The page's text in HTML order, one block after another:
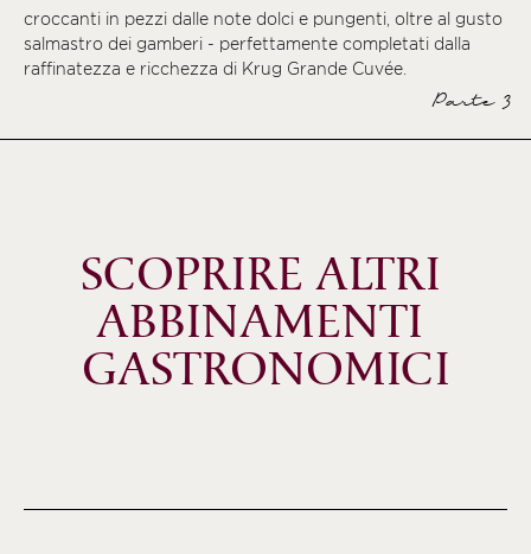
croccanti in pezzi dalle note dolci e pungenti, oltre al gusto
salmastro dei gamberi - perfettamente completati dalla
raffinatezza e ricchezza di Krug Grande Cuvée.
Parte 3
SCOPRIRE ALTRI
ABBINAMENTI
GASTRONOMICI